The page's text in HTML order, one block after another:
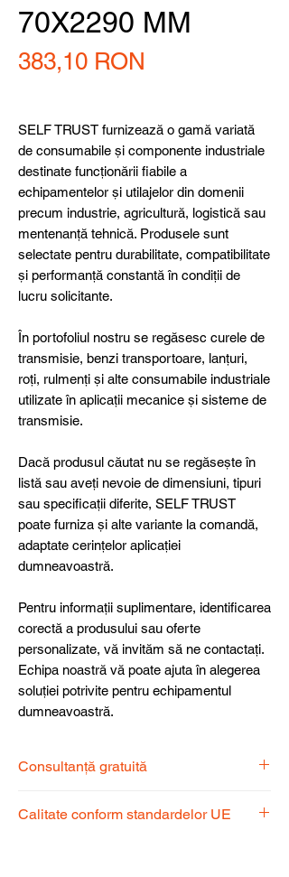
70X2290 MM
383,10 RON
SELF TRUST furnizează o gamă variată
de consumabile și componente industriale
destinate funcționării fiabile a
echipamentelor și utilajelor din domenii
precum industrie, agricultură, logistică sau
mentenanță tehnică. Produsele sunt
selectate pentru durabilitate, compatibilitate
și performanță constantă în condiții de
lucru solicitante.
În portofoliul nostru se regăsesc curele de
transmisie, benzi transportoare, lanțuri,
roți, rulmenți și alte consumabile industriale
utilizate în aplicații mecanice și sisteme de
transmisie.
Dacă produsul căutat nu se regăsește în
listă sau aveți nevoie de dimensiuni, tipuri
sau specificații diferite, SELF TRUST
poate furniza și alte variante la comandă,
adaptate cerințelor aplicației
dumneavoastră.
Pentru informații suplimentare, identificarea
corectă a produsului sau oferte
personalizate, vă invităm să ne contactați.
Echipa noastră vă poate ajuta în alegerea
soluției potrivite pentru echipamentul
dumneavoastră.
Consultanță gratuită
dispoziție pentru a alege produsul
Calitate conform standardelor UE